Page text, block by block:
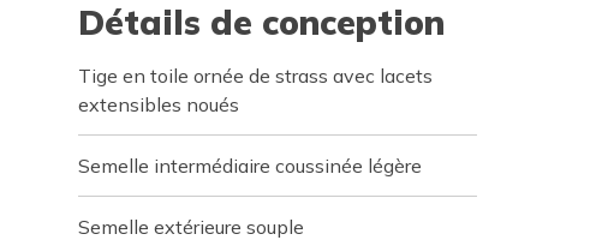
Détails de conception
Tige en toile ornée de strass avec lacets
extensibles noués
Semelle intermédiaire coussinée légère
Semelle extérieure souple